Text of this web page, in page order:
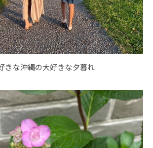
きな沖縄の大好きな夕暮れ